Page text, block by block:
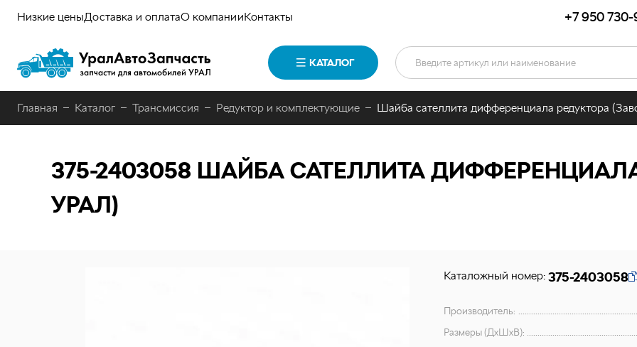
Низкие ценыДоставка и оплатаО компанииКонтакты +7 950 730-
КАТАЛОГ
Главная Каталог Трансмиссия Редуктор и комплектующие Шайба сателлита дифференциала редуктора
375-2403058 ШАЙБА САТЕЛЛИТА
УРАЛ)
Каталожный номер: 375-2403058
Производитель:
Размеры (ДхШхВ):